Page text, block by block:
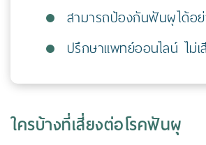
สามารถป้องกันฟันผุได้อย่
ปรึกษาแพทย์ออนไลน์ ไม่เ
ใครบ้างที่เสี่ยงต่อโรคฟันผุ